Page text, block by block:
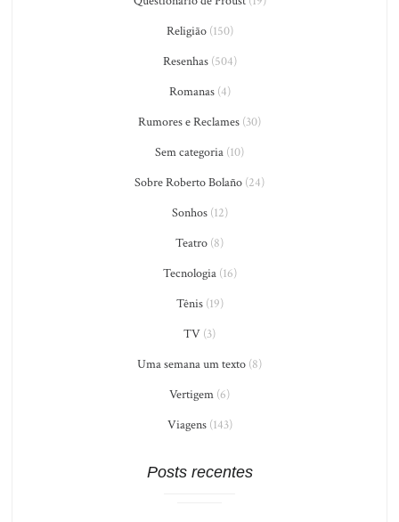
Religião(150)
Resenhas(504)
Romanas(4)
Rumores e Reclames (30)
Sem categoria (10)
Sobre Roberto Bolaño (24)
Sonhos(12)
Teatro (8)
Tecnologia(16)
Tênis(19)
TV (3)
Uma semana um texto (8)
Vertigem (6)
Viagens(143)
Posts recentes